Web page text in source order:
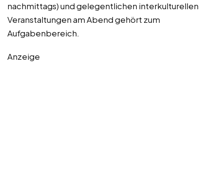
nachmittags) und gelegentlichen interkulturellen
Veranstaltungen am Abend gehört zum
Aufgabenbereich.
Anzeige